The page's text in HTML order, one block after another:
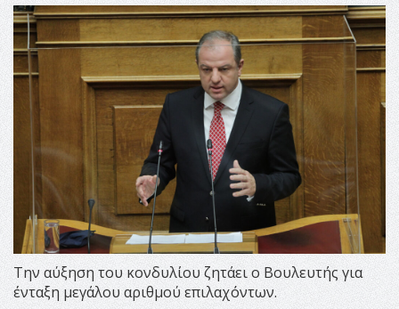
Την αύξηση του κονδυλίου ζητάει ο Βουλευτής για
ένταξη μεγάλου αριθμού επιλαχόντων.